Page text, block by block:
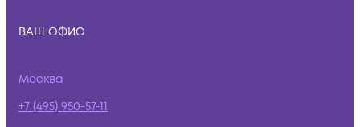
ВАШ ОФИС
Москва
+7 (495) 950-57-11